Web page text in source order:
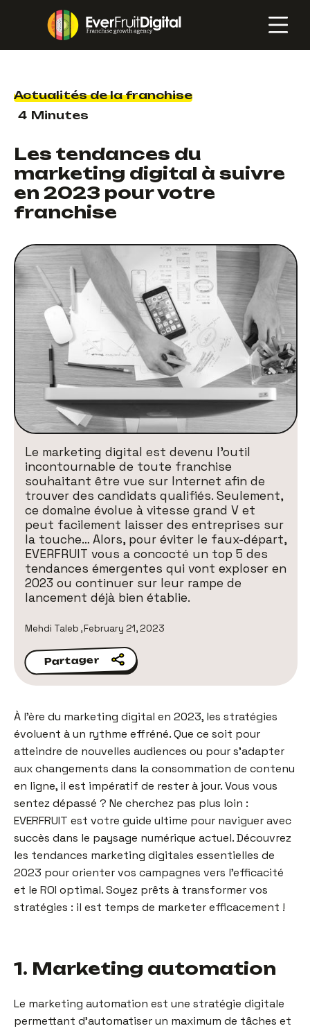
Actualités de la franchise
4 Minutes
Les tendances du
marketing digital à suivre
en 2023 pour votre
franchise
Le marketing digital est devenu l’outil
incontournable de toute franchise
souhaitant être vue sur Internet afin de
trouver des candidats qualifiés. Seulement,
ce domaine évolue à vitesse grand V et
peut facilement laisser des entreprises sur
la touche… Alors, pour éviter le faux-départ,
EVERFRUIT vous a concocté un top 5 des
tendances émergentes qui vont exploser en
2023 ou continuer sur leur rampe de
lancement déjà bien établie.
Mehdi Taleb ,February 21, 2023
Partager
Partager
À l’ère du marketing digital en 2023, les stratégies
évoluent à un rythme effréné. Que ce soit pour
atteindre de nouvelles audiences ou pour s’adapter
aux changements dans la consommation de contenu
en ligne, il est impératif de rester à jour. Vous vous
sentez dépassé ? Ne cherchez pas plus loin :
EVERFRUIT est votre guide ultime pour naviguer avec
succès dans le paysage numérique actuel. Découvrez
les tendances marketing digitales essentielles de
2023 pour orienter vos campagnes vers l’efficacité
et le ROI optimal. Soyez prêts à transformer vos
stratégies : il est temps de marketer efficacement !
1. Marketing automation
Le marketing automation est une stratégie digitale
permettant d’automatiser un maximum de tâches et